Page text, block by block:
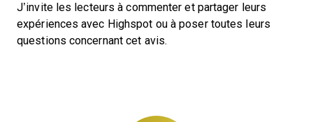
J’invite les lecteurs à commenter et partager leurs
expériences avec Highspot ou à poser toutes leurs
questions concernant cet avis.